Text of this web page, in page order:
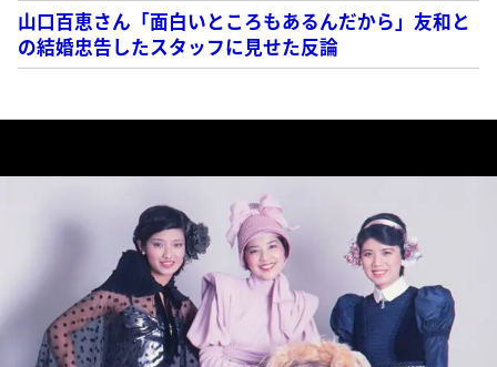
山口百恵さん「面白いところもあるんだから」友和と
の結婚忠告したスタッフに見せた反論